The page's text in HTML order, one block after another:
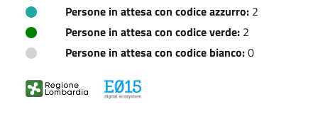
Persone in attesa con codice azzurro: 2
Persone in attesa con codice verde: 2
Persone in attesa con codice bianco:0